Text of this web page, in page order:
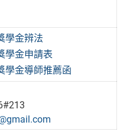
學金辨法
學金申請表
學金導師推薦函